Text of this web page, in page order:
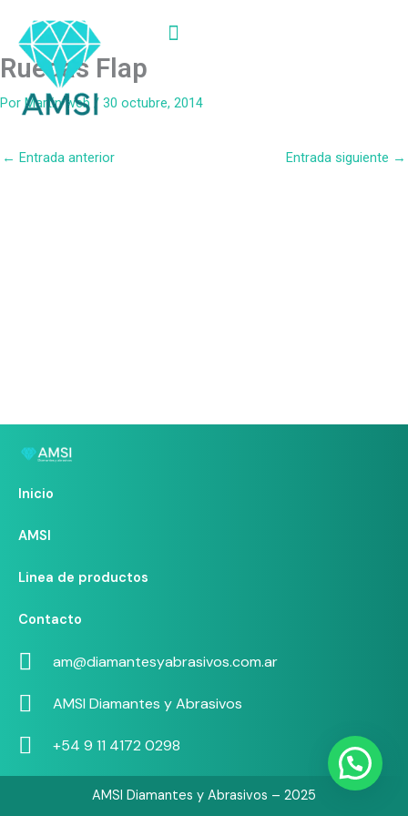
contenido
Ruedas Flap
Por Martin web / 30 octubre, 2014
← Entrada anterior Entrada siguiente →
Inicio
AMSI
Linea de productos
Contacto
am@diamantesyabrasivos.com.ar
AMSI Diamantes y Abrasivos
+54 9 11 4172 0298
AMSI Diamantes y Abrasivos – 2025